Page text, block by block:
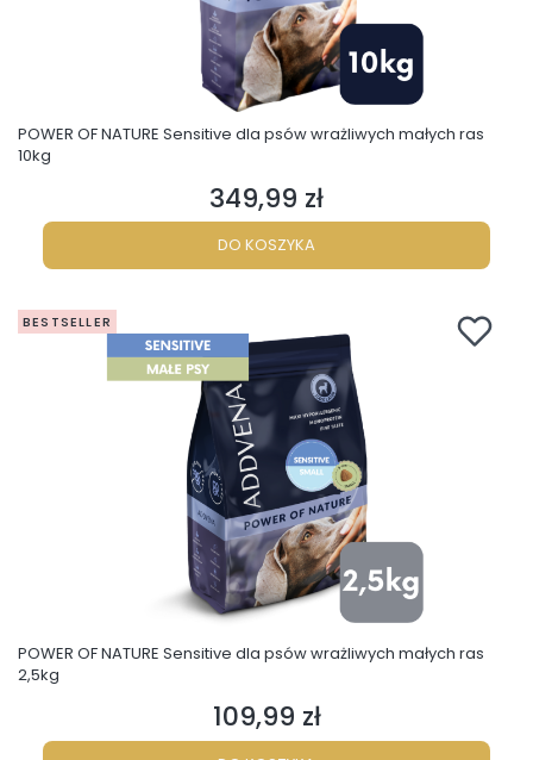
POWER OF NATURE Sensitive dla psów wrażliwych małych ras
10kg
Cena
349,99 zł
DO KOSZYKA
BESTSELLER
POWER OF NATURE Sensitive dla psów wrażliwych małych ras
2,5kg
Cena
109,99 zł